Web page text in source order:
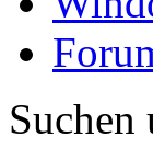
Suchen